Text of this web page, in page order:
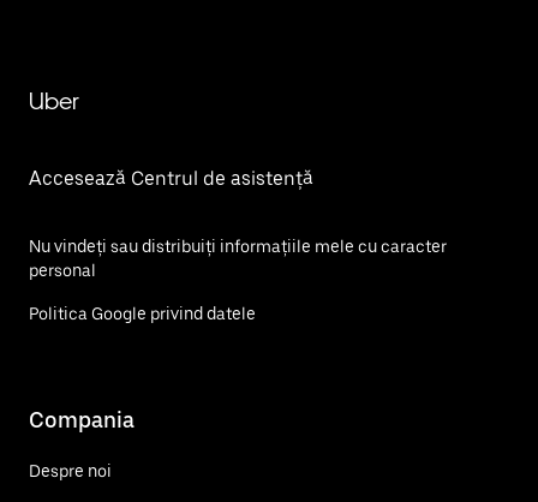
Uber
Accesează Centrul de asistență
Nu vindeți sau distribuiți informațiile mele cu caracter
personal
Politica Google privind datele
Compania
Despre noi